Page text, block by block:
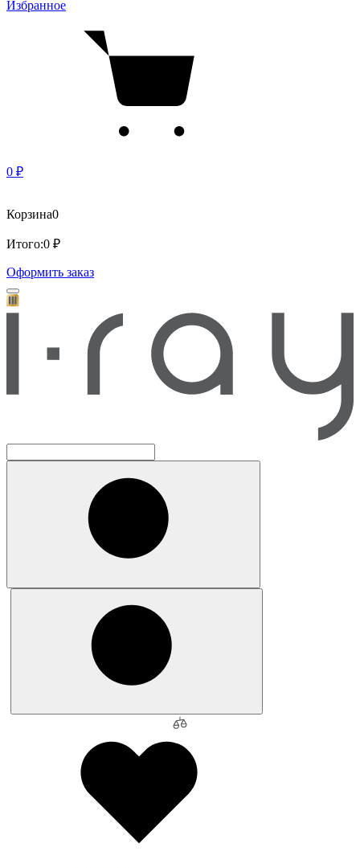
Избранное
0 ₽
Корзина0
Итого:0 ₽
Оформить заказ